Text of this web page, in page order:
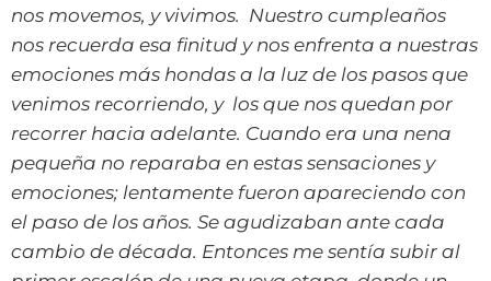
nos movemos, y vivimos. Nuestro cumpleaños
nos recuerda esa finitud y nos enfrenta a nuestras
emociones más hondas a la luz de los pasos que
venimos recorriendo, y los que nos quedan por
recorrer hacia adelante. Cuando era una nena
pequeña no reparaba en estas sensaciones y
emociones; lentamente fueron apareciendo con
el paso de los años. Se agudizaban ante cada
cambio de década. Entonces me sentía subir al